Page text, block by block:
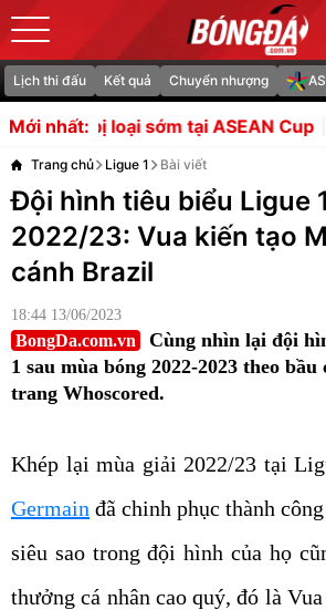
Lịch thi đấu Kết quả Chuyển nhượng
Mới nhất:
ASEAN Cup HLV Herdman hạ
Trang chủ Ligue 1 Bài viết
Đội hình tiêu biểu Ligue
2022/23: Vua kiến tạo
cánh Brazil
18:44 13/06/2023
BongDa.com.vn
Cùng nhìn lại đội
1 sau mùa bóng 2022-2023 theo bầu
trang Whoscored.
Khép lại mùa giải 2022/23 tại
Germain đã chinh phục thành
siêu sao trong đội hình của họ
thưởng cá nhân cao quý, đó là